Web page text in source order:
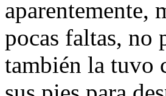
aparentemente,
pocas faltas, no
también la tuvo